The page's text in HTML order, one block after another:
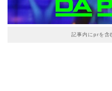
記事内にprを含